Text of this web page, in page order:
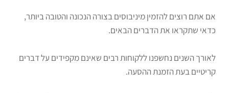
אם אתם רוצים להזמין מיניבוסים בצורה הנכונה והטובה ביותר,
כדאי שתקראו את הדברים הבאים.
לאורך השנים נחשפנו ללקוחות רבים שאינם מקפידים על דברים
קריטיים בעת הזמנת ההסעה.